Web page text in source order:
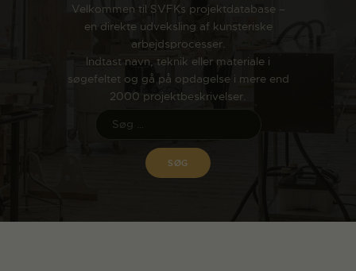
Velkommen til SVFKs projektdatabase –
en direkte udveksling af kunsteriske
arbejdsprocesser.
Indtast navn, teknik eller materiale i
søgefeltet og gå på opdagelse i mere end
2000 projektbeskrivelser.
OM SVFK
ENGLISH